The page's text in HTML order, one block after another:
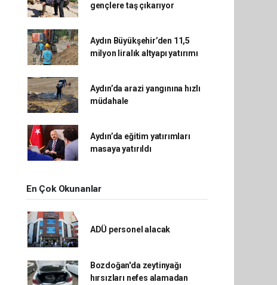
gençlere taş çıkarıyor
Aydın Büyükşehir’den 11,5
milyon liralık altyapı yatırımı
Aydın’da arazi yangınına hızlı
müdahale
Aydın’da eğitim yatırımları
masaya yatırıldı
En Çok Okunanlar
ADÜ personel alacak
Bozdoğan'da zeytinyağı
hırsızları nefes alamadan